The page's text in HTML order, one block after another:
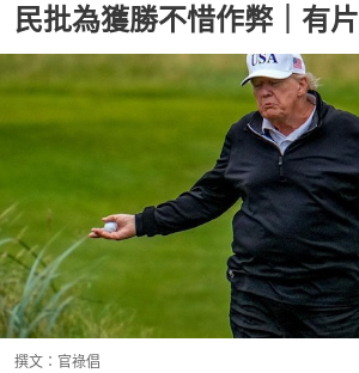
民批為獲勝不惜作弊｜有片
撰文： 官祿倡